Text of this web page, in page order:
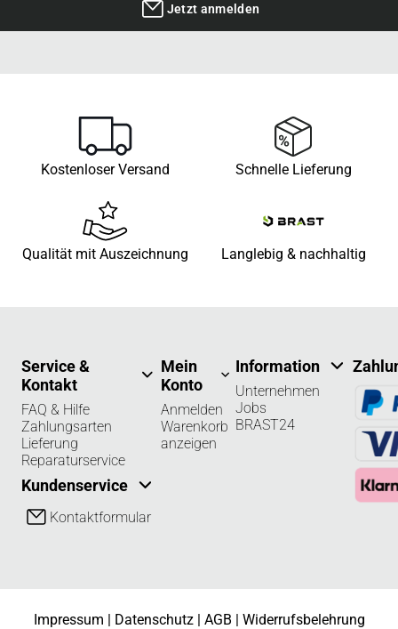
Jetzt anmelden
Kostenloser Versand Schnelle Lieferung
Qualität mit Auszeichnung Langlebig & nachhaltig
Service &
Kontakt
FAQ & Hilfe
Zahlungsarten
Lieferung
Reparaturservice
Kundenservice
Kontaktformular
Mein
Konto
Anmelden
Warenkorb
anzeigen
Information
Unternehmen
Jobs
BRAST24
Impressum | Datenschutz| AGB | Widerrufsbelehrung